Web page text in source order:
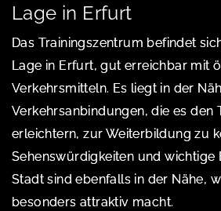
Lage in Erfurt
Das Trainingszentrum befindet
Lage in Erfurt, gut erreichbar mit
Verkehrsmitteln. Es liegt in der
Verkehrsanbindungen, die es den
erleichtern, zur Weiterbildung zu
Sehenswürdigkeiten und wichtige
Stadt sind ebenfalls in der Nähe,
besonders attraktiv macht.